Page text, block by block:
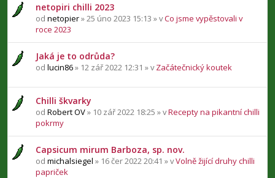
netopiri chilli 2023
od netopier» 25 úno 2023 15:13 » vCo jsme vypěstovali v
roce 2023
Jaká je to odrůda?
od lucin86» 12 zář 2022 12:31 » vZačátečnický koutek
Chilli škvarky
od Robert OV» 10 zář 2022 18:25 » vRecepty na pikantní chilli
pokrmy
Capsicum mirum Barboza, sp. nov.
od michalsiegel » 16 čer 2022 20:41 » vVolně žijící druhy chilli
papriček